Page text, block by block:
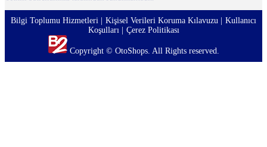
Copyright © OtoShops. All Rights reserved.
Bilgi Toplumu Hizmetleri Kişisel Verileri Koruma Kılavuzu
Kullanıcı
Koşulları
Çerez Politikası